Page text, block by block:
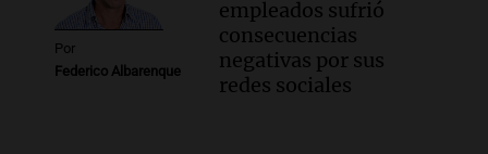
Por
Federico Albarenque
empleados sufrió
consecuencias
negativas por sus
redes sociales